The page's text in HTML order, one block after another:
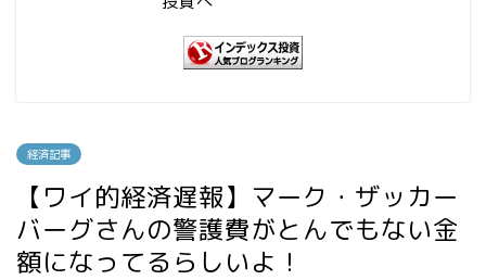
経済記事
【ワイ的経済遅報】マーク・ザッカー
バーグさんの警護費がとんでもない金
額になってるらしいよ！